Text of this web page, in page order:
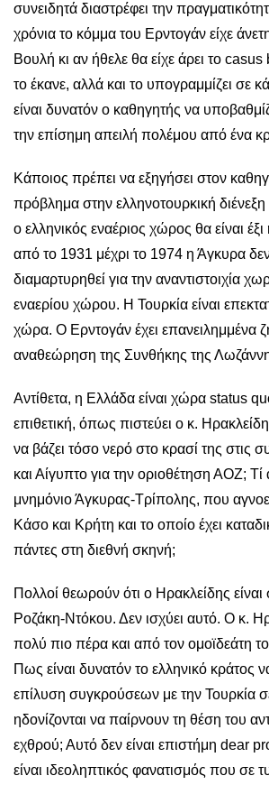
συνειδητά διαστρέφει την
χρόνια το κόμμα του Ερντογάν είχε
Βουλή κι αν ήθελε θα είχε άρει το
το έκανε, αλλά και το υπογραμμίζει σε
είναι δυνατόν ο καθηγητής να
την επίσημη απειλή πολέμου από ένα
Κάποιος πρέπει να εξηγήσει στον
πρόβλημα στην ελληνοτουρκική
ο ελληνικός εναέριος χώρος θα είναι έξι
από το 1931 μέχρι το 1974 η Άγκυρα δεν
διαμαρτυρηθεί για την αναντιστοιχία
εναερίου χώρου. Η Τουρκία είναι
χώρα. Ο Ερντογάν έχει επανειλημμένα
αναθεώρηση της Συνθήκης της
Αντίθετα, η Ελλάδα είναι χώρα status
επιθετική, όπως πιστεύει ο κ.
να βάζει τόσο νερό στο κρασί της στις
και Αίγυπτο για την οριοθέτηση ΑΟΖ; Τί
μνημόνιο Άγκυρας-Τρίπολης, που
Κάσο και Κρήτη και το οποίο έχει
πάντες στη διεθνή σκηνή;
Πολλοί θεωρούν ότι ο Ηρακλείδης
Ροζάκη-Ντόκου. Δεν ισχύει αυτό. Ο κ.
πολύ πιο πέρα και από τον ομοϊδεάτη
Πως είναι δυνατόν το ελληνικό κράτος
επίλυση συγκρούσεων με την Τουρκία
ηδονίζονται να παίρνουν τη θέση του
εχθρού; Αυτό δεν είναι επιστήμη dear
είναι ιδεοληπτικός φανατισμός που σε